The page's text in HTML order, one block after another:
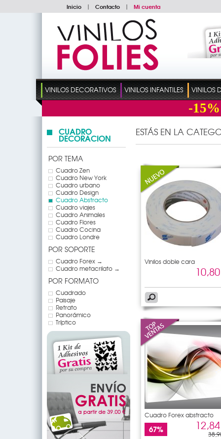
Inicio | Contacto | Mi cuenta
VINILOS DECORATIVOS VINILOS INFANTILES VINILOS
-15%
CUADRO
DECORACION
POR TEMA
Cuadro Zen
Cuadro New York
Cuadro urbano
Cuadro Design
Cuadro Abstracto
Cuadro viajes
Cuadro Animales
Cuadro Flores
Cuadro Cocina
Cuadro Londre
POR SOPORTE
Cuadro Forex →
Cuadro metacrilato →
POR FORMATO
Cuadrado
Paisaje
Retrato
Panorámico
Tríptico
ESTÁS EN LA
Vinilos doble cara
Cuadro Forex abstracto
67%